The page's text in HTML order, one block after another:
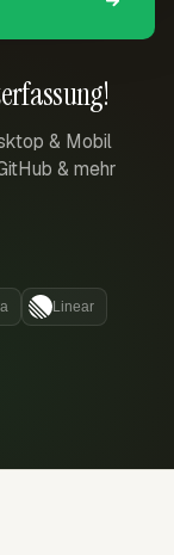
& Mobil
& mehr
Linear